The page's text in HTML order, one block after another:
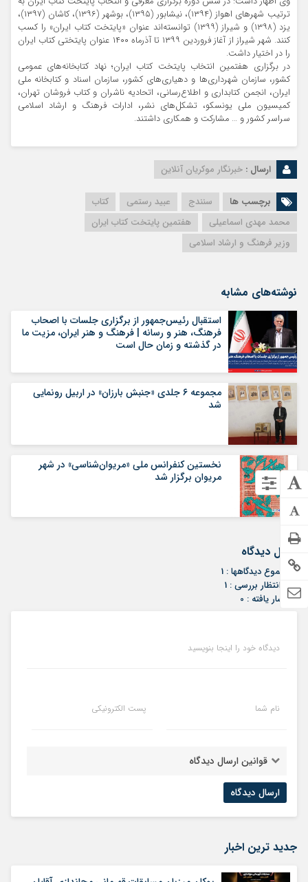
ترتیب شهرهای اهواز (۱۳۹۴)، نیشابور (۱۳۹۵)، بوشهر (۱۳۹۶)، کاشان (۱۳۹۷)،
یزد (۱۳۹۸) و شیراز (۱۳۹۹) توانسته‌اند عنوان «پایتخت کتاب ایران» را کسب
کنند. شهر شیراز از آغاز فروردین ۱۳۹۹ تا آذرماه ۱۴۰۰ عنوان پایتختی کتاب ایران
را در اختیار داشت.
در برگزاری هفتمین انتخاب پایتخت کتاب ایران؛ نهاد کتابخانه‌های عمومی
کشور، سازمان شهرداری‌ها و دهیاری‌های کشور، سازمان اسناد و کتابخانه ملی
ایران، انجمن کتابداری و اطلاع‌رسانی، اتحادیه ناشران و کتاب ‌فروشان تهران،
کمیسیون ملی یونسکو، تشکل‌های نشر، ادارات فرهنگ و ارشاد اسلامی
سراسر کشور و … مشارکت و همکاری داشتند.
ارسال : خبرنگار موکریان آنلاین
برچسب ها سنندج عبید رستمی
کتاب
محمد مهدی اسماعیلی
هفتمین پایتخت کتاب ایران
وزیر فرهنگ و ارشاد اسلامی
نوشته‌های مشابه
استقبال رئیس‌جمهور از برگزاری جلسات با اصحاب
فرهنگ، هنر و رسانه | فرهنگ و هنر ایران، مزیت ما
در گذشته و زمان حال است
مجموعه ۶ جلدی «جنبش بارزان» در اربیل رونمایی
شد
نخستین کنفرانس ملی «مریوان‌شناسی» در شهر
مریوان برگزار ‌شد
ارسال دیدگاه
مجموع دیدگاهها : 1
در انتظار بررسی : 1
انتشار یافته : 0
دیدگاه خود را اینجا بنویسید
نام شما پست الکترونیکی
قوانین ارسال دیدگاه
جدید ترین اخبار